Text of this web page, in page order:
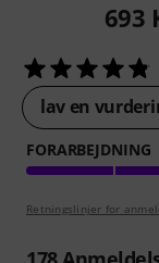
693
lav en
FORARBEJDNING
Retningslinjer for